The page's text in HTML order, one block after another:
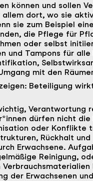
können und sollen
allem dort, wo sie
sie zum Beispiel eine
die Pflege für
oder selbst
und Tampons für
mit den
Beteiligung
Verantwortung
dürfen nicht
oder Konflikte
Rückhalt und
Erwachsene.
Reinigung,
der Erwachsenen